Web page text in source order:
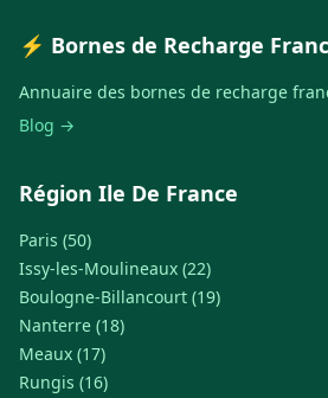
⚡ Bornes de Recharge
Annuaire des bornes de recharge
Blog →
Région Ile De France
Paris (50)
Issy-les-Moulineaux (22)
Boulogne-Billancourt (19)
Nanterre (18)
Meaux (17)
Rungis (16)